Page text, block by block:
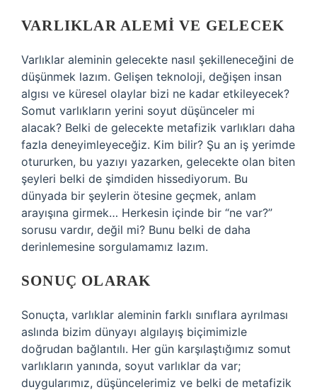
VARLIKLAR ALEMI VE GELECEK
Varlıklar aleminin gelecekte nasıl şekilleneceğini de
düşünmek lazım. Gelişen teknoloji, değişen insan
algısı ve küresel olaylar bizi ne kadar etkileyecek?
Somut varlıkların yerini soyut düşünceler mi
alacak? Belki de gelecekte metafizik varlıkları daha
fazla deneyimleyeceğiz. Kim bilir? Şu an iş yerimde
otururken, bu yazıyı yazarken, gelecekte olan biten
şeyleri belki de şimdiden hissediyorum. Bu
dünyada bir şeylerin ötesine geçmek, anlam
arayışına girmek… Herkesin içinde bir “ne var?”
sorusu vardır, değil mi? Bunu belki de daha
derinlemesine sorgulamamız lazım.
SONUÇ OLARAK
Sonuçta, varlıklar aleminin farklı sınıflara ayrılması
aslında bizim dünyayı algılayış biçimimizle
doğrudan bağlantılı. Her gün karşılaştığımız somut
varlıkların yanında, soyut varlıklar da var;
duygularımız, düşüncelerimiz ve belki de metafizik